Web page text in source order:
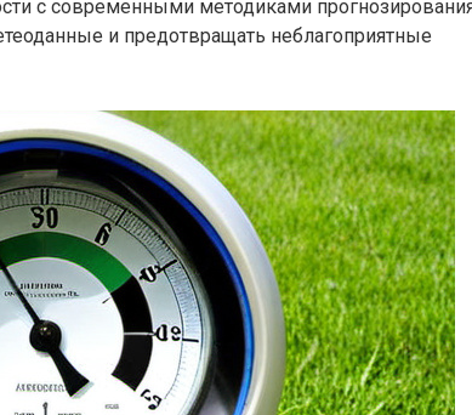
с современными методиками
и предотвращать неблагоприятные